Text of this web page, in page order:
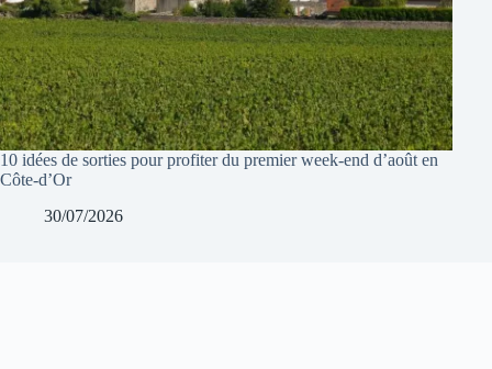
10 idées de sorties pour profiter du premier week-end d’août en
Côte-d’Or
30/07/2026